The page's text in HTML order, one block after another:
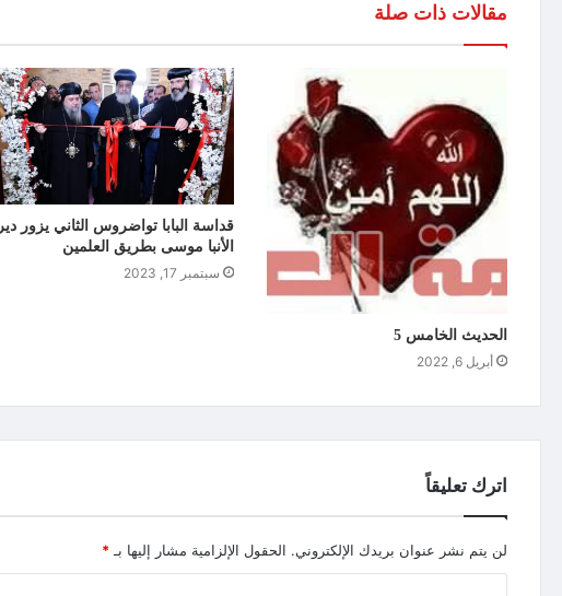
مقالات ذات صلة
الحديث الخامس 5
أبريل 6, 2022
قداسة البابا تواضروس الثاني يزور دير
الأنبا موسى بطريق العلمين
سبتمبر 17, 2023
اترك تعليقاً
لن يتم نشر عنوان بريدك الإلكتروني. الحقول الإلزامية مشار إليها بـ *